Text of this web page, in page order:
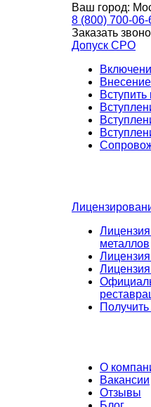
Ваш город:
8 (800) 700-06-
Заказать
Допуск СРО
металлов
О
Вакансии
Отзывы